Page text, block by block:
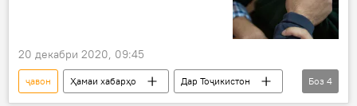
20 декабри 2020, 09:45
ҷавон Ҳамаи хабарҳо
Дар Тоҷикистон
Боз 4